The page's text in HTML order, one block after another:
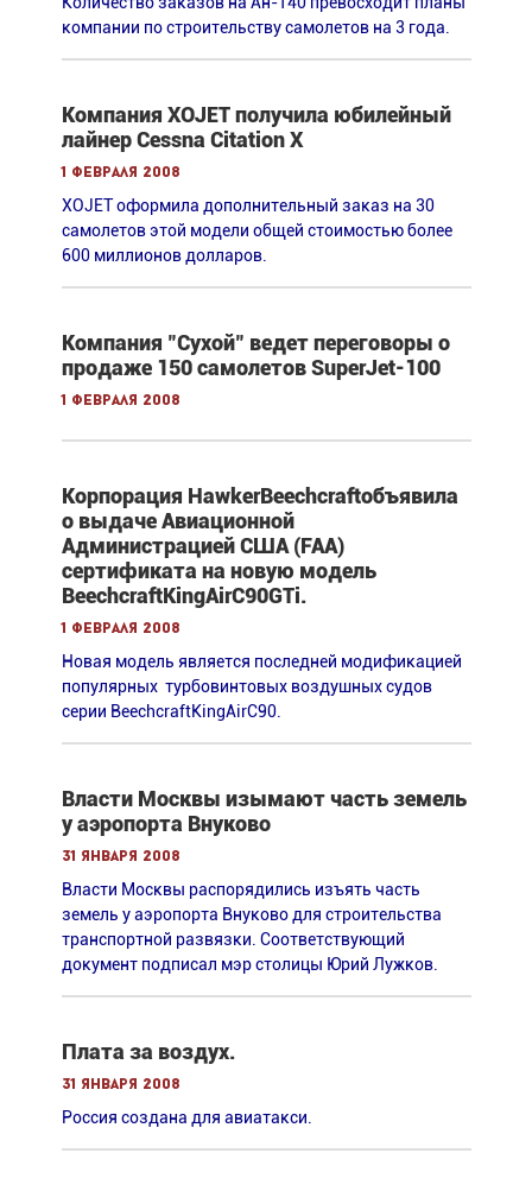
компании по строительству самолетов на 3 года.
Компания XOJET получила юбилейный
лайнер Cessna Citation X
1 февраля 2008
XOJET оформила дополнительный заказ на 30
самолетов этой модели общей стоимостью более
600 миллионов долларов.
Компания "Сухой" ведет переговоры о
продаже 150 самолетов SuperJet-100
1 февраля 2008
Корпорация HawkerBeechcraftобъявила
о выдаче Авиационной
Администрацией США (FAA)
сертификата на новую модель
BeechcraftKingAirC90GTi.
1 февраля 2008
Новая модель является последней модификацией
популярных турбовинтовых воздушных судов
серии BeechcraftKingAirC90.
Власти Москвы изымают часть земель
у аэропорта Внуково
31 января 2008
Власти Москвы распорядились изъять часть
земель у аэропорта Внуково для строительства
транспортной развязки. Cоответствующий
документ подписал мэр столицы Юрий Лужков.
Плата за воздух.
31 января 2008
Россия создана для авиатакси.